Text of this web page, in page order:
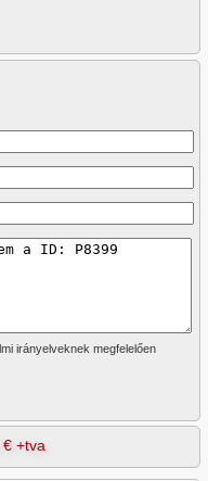
irányelveknek megfelelően
+tva